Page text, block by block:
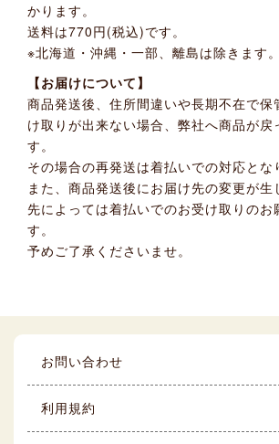
かります。
送料は770円(税込)です。
※北海道・沖縄・一部、離島は除きます。
【お届けについて】
商品発送後、住所間違いや長期不在で保
け取りが出来ない場合、弊社へ商品が戻
す。
その場合の再発送は着払いでの対応とな
また、商品発送後にお届け先の変更が生
先によっては着払いでのお受け取りのお
す。
予めご了承くださいませ。
お問い合わせ
利用規約